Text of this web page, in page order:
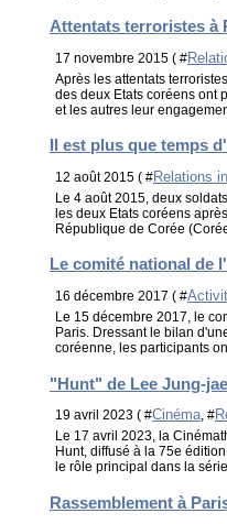
Attentats terroristes à
17 novembre 2015 ( #
Après les attentats
des deux Etats coréens ont
et les autres leur
Il est plus que temps
12 août 2015 ( #Relations
Le 4 août 2015, deux
les deux Etats coréens
République de Corée
Le comité national de
16 décembre 2017 ( #
Le 15 décembre 2017, le
Paris. Dressant le bilan
coréenne, les participants
"Hunt" de Lee Jung-
19 avril 2023 ( #Cinéma, #
Le 17 avril 2023, la
Hunt, diffusé à la 75e
le rôle principal dans la
Rassemblement à